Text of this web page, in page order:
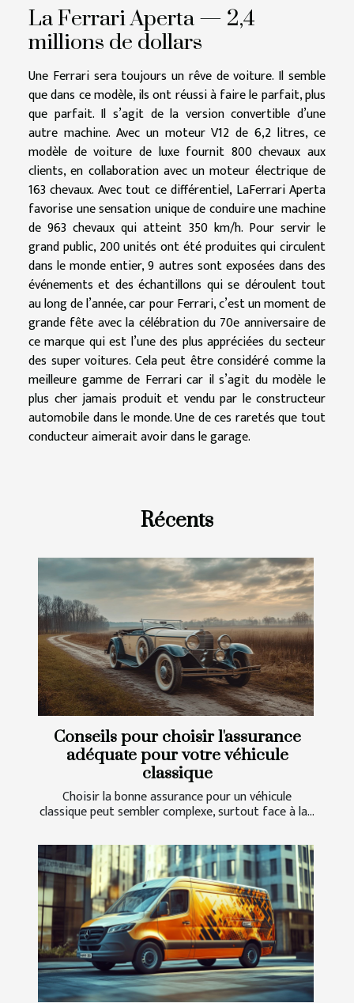
La Ferrari Aperta — 2,4
millions de dollars
Une Ferrari sera toujours un rêve de voiture. Il semble
que dans ce modèle, ils ont réussi à faire le parfait, plus
que parfait. Il s’agit de la version convertible d’une
autre machine. Avec un moteur V12 de 6,2 litres, ce
modèle de voiture de luxe fournit 800 chevaux aux
clients, en collaboration avec un moteur électrique de
163 chevaux. Avec tout ce différentiel, LaFerrari Aperta
favorise une sensation unique de conduire une machine
de 963 chevaux qui atteint 350 km/h. Pour servir le
grand public, 200 unités ont été produites qui circulent
dans le monde entier, 9 autres sont exposées dans des
événements et des échantillons qui se déroulent tout
au long de l’année, car pour Ferrari, c’est un moment de
grande fête avec la célébration du 70e anniversaire de
ce marque qui est l’une des plus appréciées du secteur
des super voitures. Cela peut être considéré comme la
meilleure gamme de Ferrari car il s’agit du modèle le
plus cher jamais produit et vendu par le constructeur
automobile dans le monde. Une de ces raretés que tout
conducteur aimerait avoir dans le garage.
Récents
Conseils pour choisir l'assurance
adéquate pour votre véhicule
classique
Choisir la bonne assurance pour un véhicule
classique peut sembler complexe, surtout face à la...